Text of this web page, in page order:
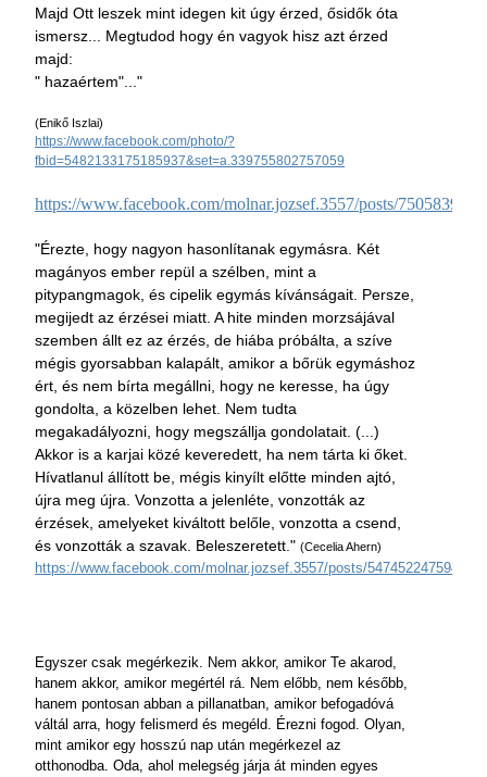
Majd Ott leszek mint idegen kit úgy érzed, ősidők óta
ismersz... Megtudod hogy én vagyok hisz azt érzed
majd:
" hazaértem"..."
(Enikő Iszlai)
https://www.facebook.com/photo/?
fbid=5482133175185937&set=a.339755802757059
https://www.facebook.com/molnar.jozsef.3557/posts/
"Érezte, hogy nagyon hasonlítanak egymásra. Két
magányos ember repül a szélben, mint a
pitypangmagok, és cipelik egymás kívánságait. Persze,
megijedt az érzései miatt. A hite minden morzsájával
szemben állt ez az érzés, de hiába próbálta, a szíve
mégis gyorsabban kalapált, amikor a bőrük egymáshoz
ért, és nem bírta megállni, hogy ne keresse, ha úgy
gondolta, a közelben lehet. Nem tudta
megakadályozni, hogy megszállja gondolatait. (...)
Akkor is a karjai közé keveredett, ha nem tárta ki őket.
Hívatlanul állított be, mégis kinyílt előtte minden ajtó,
újra meg újra. Vonzotta a jelenléte, vonzották az
érzések, amelyeket kiváltott belőle, vonzotta a csend,
és vonzották a szavak. Beleszeretett." (Cecelia Ahern)
https://www.facebook.com/molnar.jozsef.3557/posts/
Egyszer csak megérkezik. Nem akkor, amikor Te akarod,
hanem akkor, amikor megértél rá. Nem előbb, nem később,
hanem pontosan abban a pillanatban, amikor befogadóvá
váltál arra, hogy felismerd és megéld. Érezni fogod. Olyan,
mint amikor egy hosszú nap után megérkezel az
otthonodba. Oda, ahol melegség járja át minden egyes